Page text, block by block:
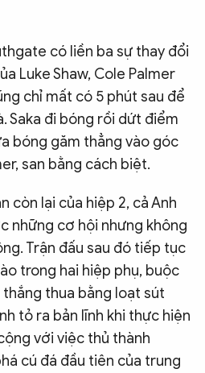
có liền ba sự thay đổi
Luke Shaw, Cole Palmer
chỉ mất có 5 phút sau để
Saka đi bóng rồi dứt điểm
bóng găm thẳng vào góc
san bằng cách biệt.
còn lại của hiệp 2, cả Anh
những cơ hội nhưng không
Trận đấu sau đó tiếp tục
trong hai hiệp phụ, buộc
thua bằng loạt sút
tỏ ra bản lĩnh khi thực hiện
với việc thủ thành
cú đá đầu tiên của trung